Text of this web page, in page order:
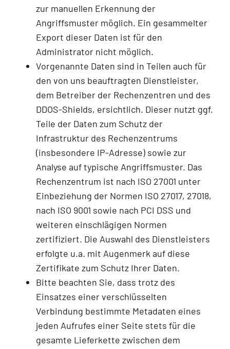
zur manuellen Erkennung der
Angriffsmuster möglich. Ein gesammelter
Export dieser Daten ist für den
Administrator nicht möglich.
Vorgenannte Daten sind in Teilen auch für
den von uns beauftragten Dienstleister,
dem Betreiber der Rechenzentren und des
DDOS-Shields, ersichtlich. Dieser nutzt ggf.
Teile der Daten zum Schutz der
Infrastruktur des Rechenzentrums
(insbesondere IP-Adresse) sowie zur
Analyse auf typische Angriffsmuster. Das
Rechenzentrum ist nach ISO 27001 unter
Einbeziehung der Normen ISO 27017, 27018,
nach ISO 9001 sowie nach PCI DSS und
weiteren einschlägigen Normen
zertifiziert. Die Auswahl des Dienstleisters
erfolgte u.a. mit Augenmerk auf diese
Zertifikate zum Schutz Ihrer Daten.
Bitte beachten Sie, dass trotz des
Einsatzes einer verschlüsselten
Verbindung bestimmte Metadaten eines
jeden Aufrufes einer Seite stets für die
gesamte Lieferkette zwischen dem